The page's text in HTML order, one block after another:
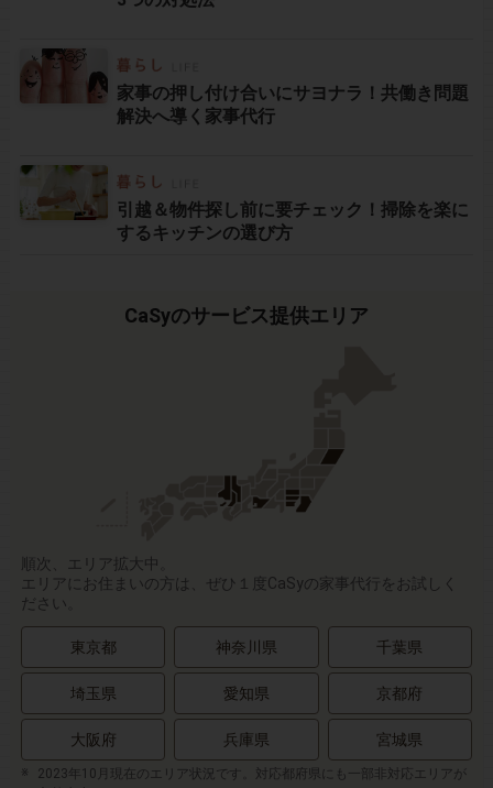
家事の押し付け合いにサヨナラ！共働き問題
解決へ導く家事代行
引越＆物件探し前に要チェック！掃除を楽に
するキッチンの選び方
CaSyのサービス提供エリア
順次、エリア拡大中。
エリアにお住まいの方は、ぜひ１度CaSyの家事代行をお試しく
ださい。
東京都 神奈川県 千葉県
埼玉県 愛知県 京都府
大阪府 兵庫県 宮城県
2023年10月現在のエリア状況です。対応都府県にも一部非対応エリアが